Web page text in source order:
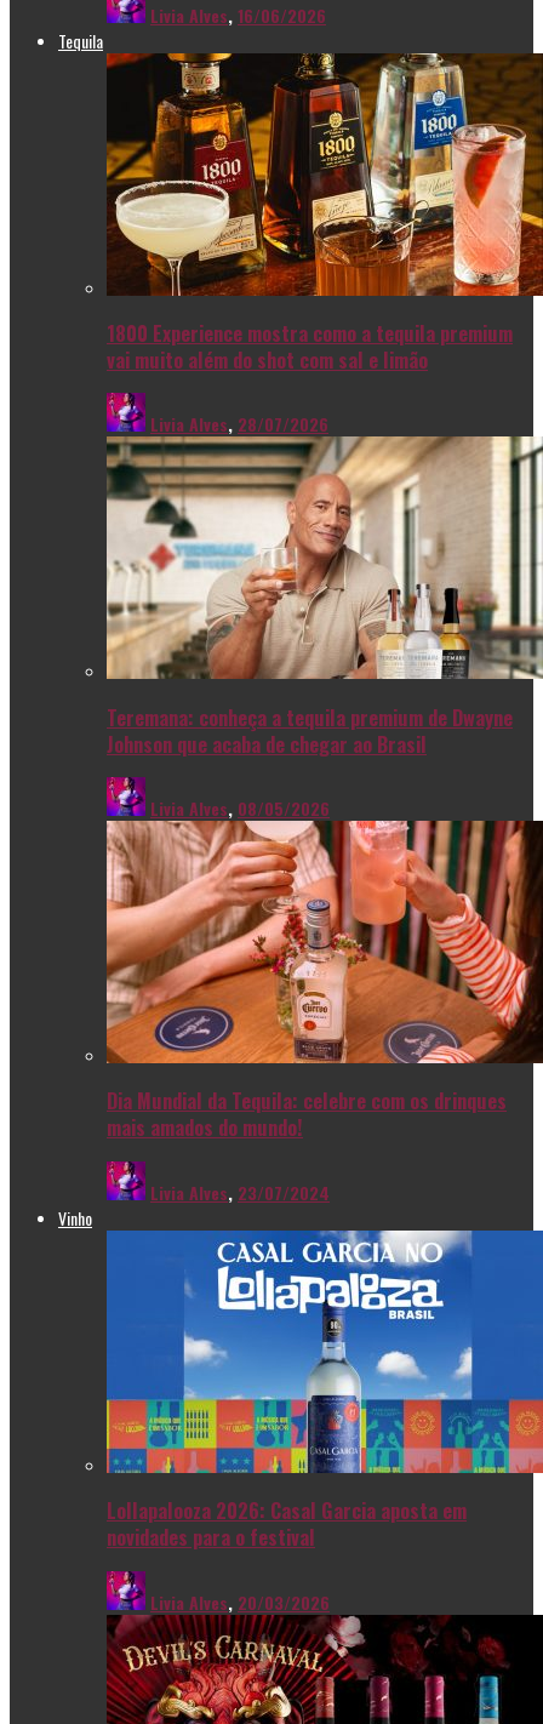
Livia Alves,16/06/2026
Tequila
1800 Experience mostra como a tequila premium
vai muito além do shot com sal e limão
Livia Alves, 28/07/2026
Teremana: conheça a tequila premium de Dwayne
Johnson que acaba de chegar ao Brasil
Livia Alves, 08/05/2026
Dia Mundial da Tequila: celebre com os drinques
mais amados do mundo!
Livia Alves, 23/07/2024
Vinho
Lollapalooza 2026: Casal Garcia aposta em
novidades para o festival
Livia Alves, 20/03/2026